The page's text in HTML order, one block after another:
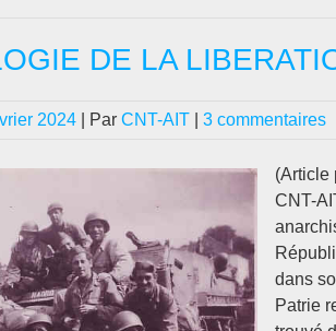
DE LA
2024 | Par CNT-AIT 3 commentaires
(Article
CNT-
dans
Patrie